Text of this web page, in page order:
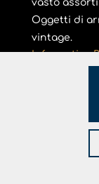
vasto
Oggetti di
vintage.
Informativa